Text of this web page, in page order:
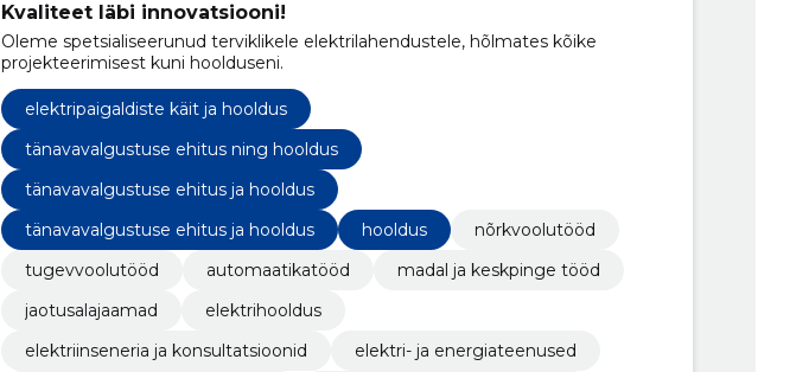
Kvaliteet läbi innovatsiooni!
Oleme spetsialiseerunud terviklikele elektrilahendustele, hõlmates kõike
projekteerimisest kuni hoolduseni.
elektripaigaldiste käit ja hooldus
tänavavalgustuse ehitus ning hooldus
tänavavalgustuse ehitus ja hooldus
tänavavalgustuse ehitus ja hooldus
hooldus
nõrkvoolutööd
tugevvoolutööd
automaatikatööd
madal ja keskpinge tööd
jaotusalajaamad
elektrihooldus
elektriinseneria ja konsultatsioonid
elektri- ja energiateenused